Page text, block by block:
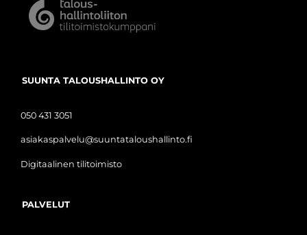
SUUNTA TALOUSHALLINTO OY
050 431 3051
asiakaspalvelu@suuntataloushallinto.fi
Digitaalinen tilitoimisto
PALVELUT